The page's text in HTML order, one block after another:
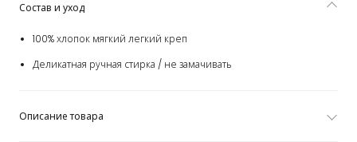
Состав и уход
100% хлопок мягкий легкий креп
Деликатная ручная стирка / не замачивать
Описание товара